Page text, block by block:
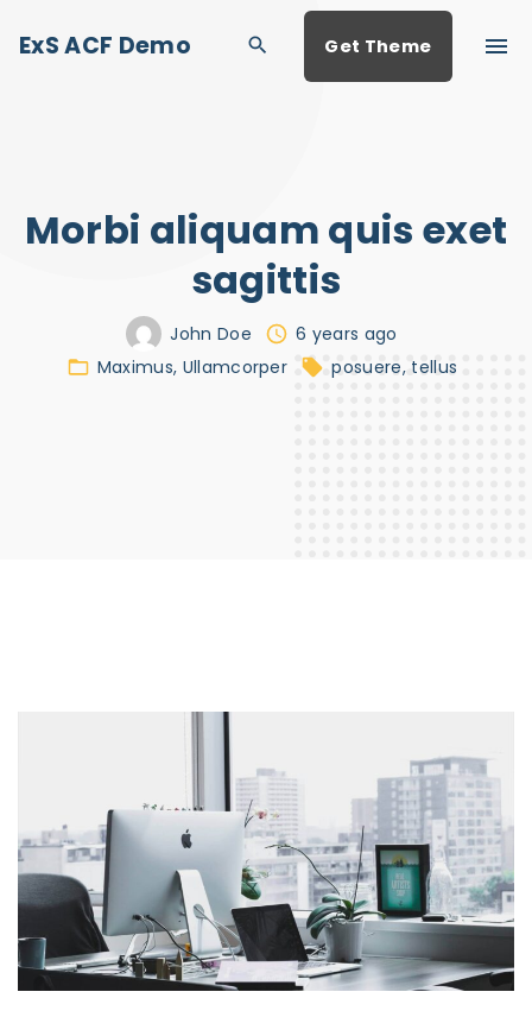
ExS ACF Demo Get Theme
Morbi aliquam quis exet
sagittis
John Doe
6 years ago
Maximus Ullamcorper posuere tellus